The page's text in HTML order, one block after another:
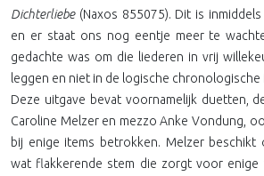
Dichterliebe(Naxos 855075). Dit is
en er staat ons nog eentje meer te
gedachte was om die liederen in vrij
leggen en niet in de logische chronologische
Deze uitgave bevat voornamelijk duetten,
Caroline Melzer en mezzo Anke Vondung,
bij enige items betrokken. Melzer beschikt
wat flakkerende stem die zorgt voor enige